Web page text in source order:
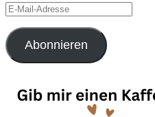
E-
Mail-
Adresse
Abonnieren